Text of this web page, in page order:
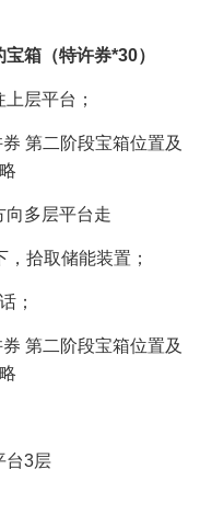
宝箱（特许券*30）
层平台；
向多层平台走
拾取储能装置；
；
台3层